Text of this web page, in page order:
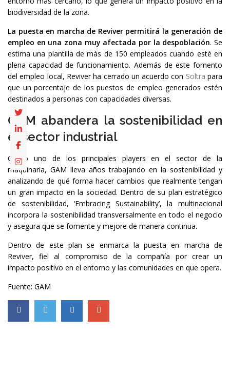
biodiversidad de la zona.
La puesta en marcha de Reviver permitirá la generación de
empleo en una zona muy afectada por la despoblación. Se
estima una plantilla de más de 150 empleados cuando esté en
plena capacidad de funcionamiento. Además de este fomento
del empleo local, Reviver ha cerrado un acuerdo con Soltra para
que un porcentaje de los puestos de empleo generados estén
destinados a personas con capacidades diversas.
GAM abandera la sostenibilidad en
el sector industrial
Como uno de los principales players en el sector de la
maquinaria, GAM lleva años trabajando en la sostenibilidad y
analizando de qué forma hacer cambios que realmente tengan
un gran impacto en la sociedad. Dentro de su plan estratégico
de sostenibilidad, ‘Embracing Sustainability’, la multinacional
incorpora la sostenibilidad transversalmente en todo el negocio
y asegura que se fomente y mejore de manera continua.
Dentro de este plan se enmarca la puesta en marcha de
Reviver, fiel al compromiso de la compañía por crear un
impacto positivo en el entorno y las comunidades en que opera.
Fuente: GAM